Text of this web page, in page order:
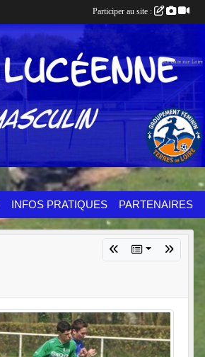
INFOS PRATIQUES PARTENAIRES
Participer au site :